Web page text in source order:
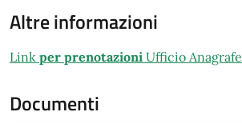
Altre informazioni
Link per prenotazioni Ufficio Anagrafe
Documenti